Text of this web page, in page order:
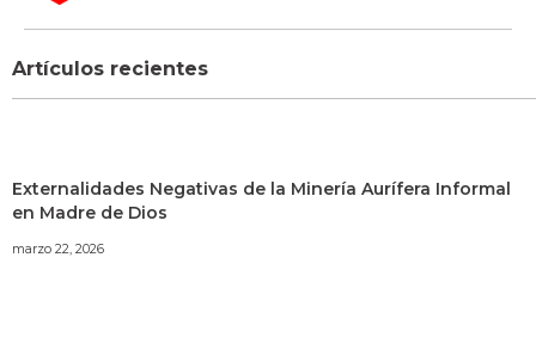
Artículos recientes
Externalidades Negativas de la Minería Aurífera Informal
en Madre de Dios
marzo 22, 2026